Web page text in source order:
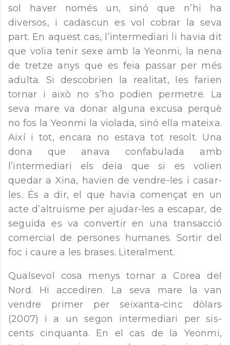
sol haver només un, sinó que n’hi ha
diversos, i cadascun es vol cobrar la seva
part. En aquest cas, l’intermediari li havia dit
que volia tenir sexe amb la Yeonmi, la nena
de tretze anys que es feia passar per més
adulta. Si descobrien la realitat, les farien
tornar i això no s’ho podien permetre. La
seva mare va donar alguna excusa perquè
no fos la Yeonmi la violada, sinó ella mateixa.
Així i tot, encara no estava tot resolt. Una
dona que anava confabulada amb
l’intermediari els deia que si es volien
quedar a Xina, havien de vendre-les i casar-
les. És a dir, el que havia començat en un
acte d’altruisme per ajudar-les a escapar, de
seguida es va convertir en una transacció
comercial de persones humanes. Sortir del
foc i caure a les brases. Literalment.
Qualsevol cosa menys tornar a Corea del
Nord. Hi accediren. La seva mare la van
vendre primer per seixanta-cinc dòlars
(2007) i a un segon intermediari per sis-
cents cinquanta. En el cas de la Yeonmi,